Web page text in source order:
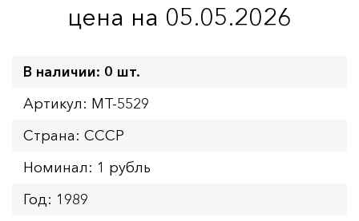
цена на 05.05.2026
В наличии: 0 шт.
Артикул: MT-5529
Страна: СССР
Номинал: 1 рубль
Год: 1989